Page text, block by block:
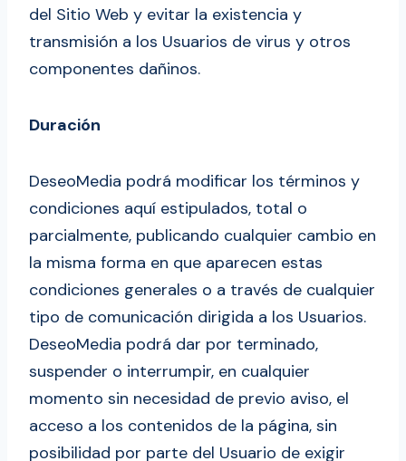
del Sitio Web y evitar la existencia y
transmisión a los Usuarios de virus y otros
componentes dañinos.
Duración
DeseoMedia podrá modificar los términos y
condiciones aquí estipulados, total o
parcialmente, publicando cualquier cambio en
la misma forma en que aparecen estas
condiciones generales o a través de cualquier
tipo de comunicación dirigida a los Usuarios.
DeseoMedia podrá dar por terminado,
suspender o interrumpir, en cualquier
momento sin necesidad de previo aviso, el
acceso a los contenidos de la página, sin
posibilidad por parte del Usuario de exigir